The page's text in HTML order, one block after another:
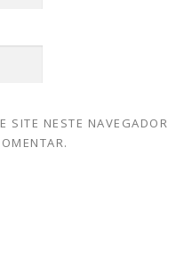
SITE NESTE NAVEGADOR